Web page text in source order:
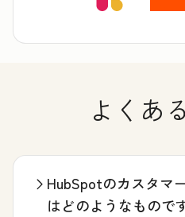
よくあ
HubSpotのカスタマ
はどのようなもので